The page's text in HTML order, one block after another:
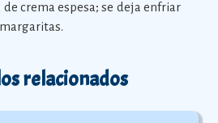
crema espesa; se deja enfriar
relacionados